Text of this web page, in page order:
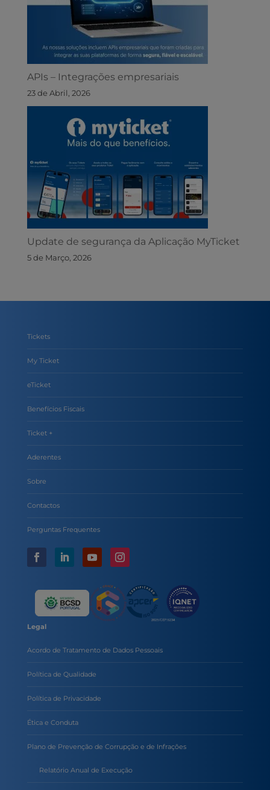
APIs – Integrações empresariais
23 de Abril, 2026
Update de segurança da Aplicação MyTicket
5 de Março, 2026
Tickets
My Ticket
eTicket
Benefícios Fiscais
Ticket +
Aderentes
Sobre
Contactos
Perguntas Frequentes
Legal
Acordo de Tratamento de Dados Pessoais
Política de Qualidade
Política de Privacidade
Ética e Conduta
Plano de Prevenção de Corrupção e de Infrações
Relatório Anual de Execução